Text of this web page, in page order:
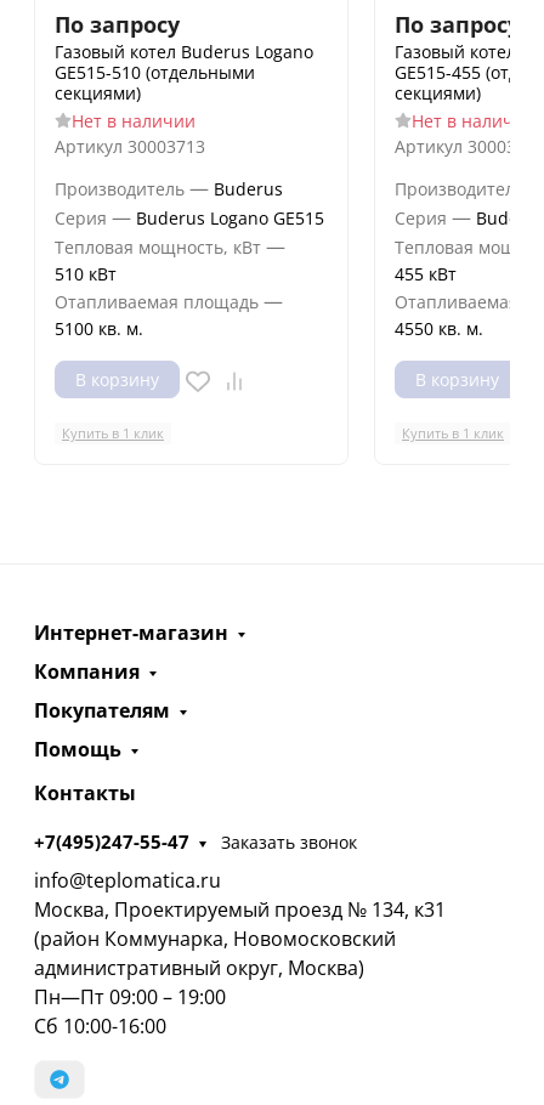
По запросу
Газовый котел Buderus Logano
GE515-510 (отдельными
секциями)
Нет в наличии
Артикул 30003713
Производитель — Buderus
Серия — Buderus Logano GE515
Тепловая мощность, кВт —
510 кВт
Отапливаемая площадь —
5100 кв. м.
В корзину
Купить в 1 клик
По запросу
Газовый котел
GE515-455
секциями)
Нет в наличии
Артикул 30003712
Производитель
Серия —
Тепловая
455 кВт
Отапливаемая
4550 кв. м.
В корзину
Купить в 1 клик
Интернет-магазин
Компания
Покупателям
Помощь
Контакты
+7(495)247-55-47 Заказать звонок
info@teplomatica.ru
Москва, Проектируемый проезд № 134, к31
(район Коммунарка, Новомосковский
административный округ, Москва)
Пн—Пт 09:00 – 19:00
Сб 10:00-16:00